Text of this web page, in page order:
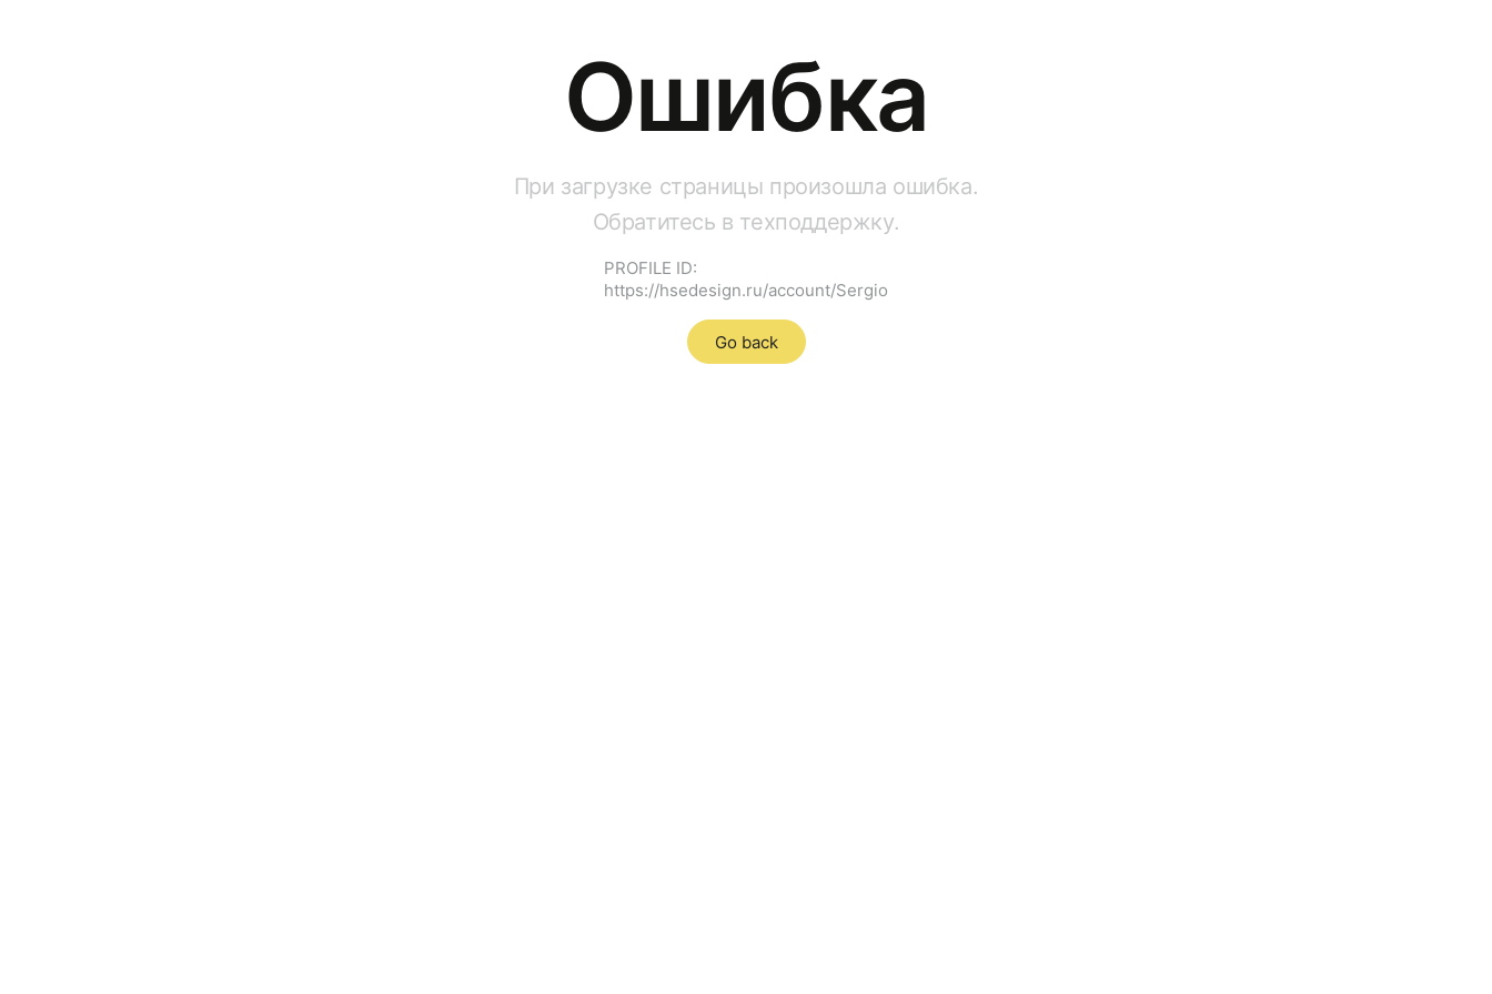
Ошибка
При загрузке страницы произошла ошибка.
Обратитесь в техподдержку.
PROFILE ID:
https://hsedesign.ru/account/Sergio
Go back